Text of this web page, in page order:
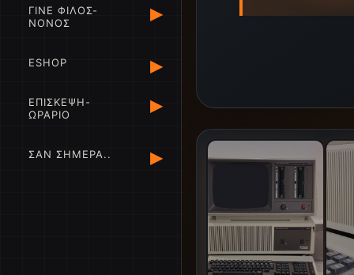
ΓΙΝΕ ΦΙΛΟΣ-
ΝΟΝΟΣ
▸
ESHOP ▸
ΕΠΙΣΚΕΨΗ-
ΩΡΑΡΙΟ
▸
ΣΑΝ ΣΗΜΕΡΑ.. ▸